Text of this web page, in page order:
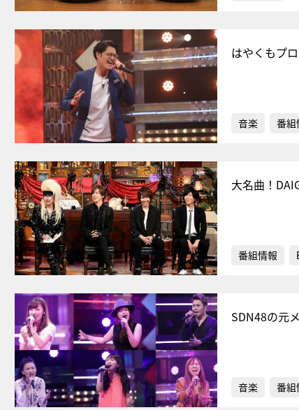
はやくもプ
音楽 番組
大名曲！
番組情報
SDN48の元
音楽 番組